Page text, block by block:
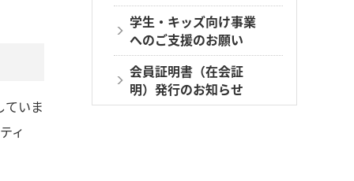
ていま
ィ
学生・キッズ向け事業
へのご支援のお願い
会員証明書（在会証
明）発行のお知らせ